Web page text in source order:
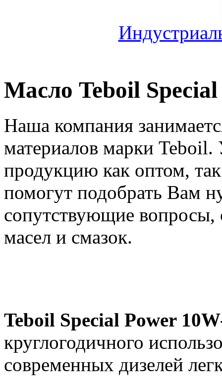
Масло Teboil
Наша компания
материалов марки
продукцию как оптом,
помогут подобрать Вам
сопутствующие вопросы,
масел и смазок.
Teboil Special Power
круглогодичного
современных дизелей